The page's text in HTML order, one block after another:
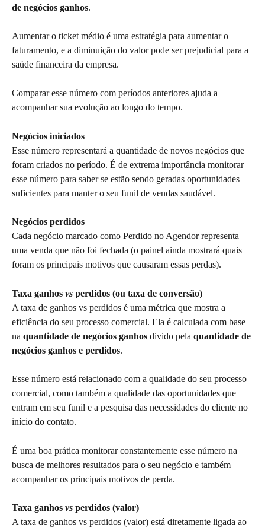
de negócios ganhos.
Aumentar o ticket médio é uma estratégia para aumentar o
faturamento, e a diminuição do valor pode ser prejudicial para a
saúde financeira da empresa.
Comparar esse número com períodos anteriores ajuda a
acompanhar sua evolução ao longo do tempo.
Negócios iniciados
Esse número representará a quantidade de novos negócios que
foram criados no período. É de extrema importância monitorar
esse número para saber se estão sendo geradas oportunidades
suficientes para manter o seu funil de vendas saudável.
Negócios perdidos
Cada negócio marcado como Perdido no Agendor representa
uma venda que não foi fechada (o painel ainda mostrará quais
foram os principais motivos que causaram essas perdas).
Taxa ganhos vs perdidos (ou taxa de conversão)
A taxa de ganhos vs perdidos é uma métrica que mostra a
eficiência do seu processo comercial. Ela é calculada com base
na quantidade de negócios ganhos divido pela quantidade de
negócios ganhos e perdidos.
Esse número está relacionado com a qualidade do seu processo
comercial, como também a qualidade das oportunidades que
entram em seu funil e a pesquisa das necessidades do cliente no
início do contato.
É uma boa prática monitorar constantemente esse número na
busca de melhores resultados para o seu negócio e também
acompanhar os principais motivos de perda.
Taxa ganhos vs perdidos (valor)
A taxa de ganhos vs perdidos (valor) está diretamente ligada ao